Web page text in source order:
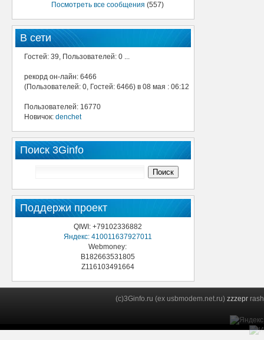
Посмотреть все сообщения (557)
В сети
Гостей: 39, Пользователей: 0 ...
рекорд он-лайн: 6466
(Пользователей: 0, Гостей: 6466) в 08 мая : 06:12
Пользователей: 16770
Новичок: denchet
Поиск 3Ginfo
Поддержи проект
QIWI: +79102336882
Яндекс: 410011637927011
Webmoney:
B182663531805
Z116103491664
(c)3Ginfo.ru (ex usbmodem.net.ru) zzzepr